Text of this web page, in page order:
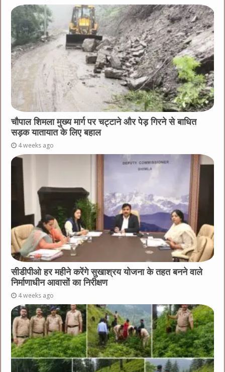
चौपाल शिमला मुख्य मार्ग पर चट्टाने और पेड़ गिरने से बाधित
सड़क यातायात के लिए बहाल
4 weeks ago
सीडीपीओ हर महीने करेंगे सुखाश्रय योजना के तहत बनने वाले
निर्माणाधीन आवासों का निरीक्षण
4 weeks ago